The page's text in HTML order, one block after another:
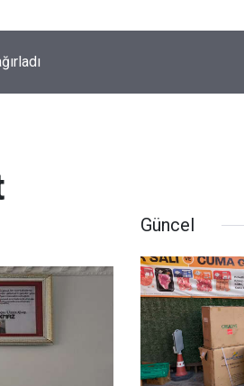
Hakkari'de
Güncel